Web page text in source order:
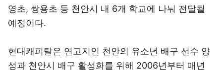
영초, 쌍용초 등 천안시 내 6개 학교에 나눠 전달될
예정이다.
현대캐피탈은 연고지인 천안의 유소년 배구 선수 양
성과 천안시 배구 활성화를 위해 2006년부터 매년